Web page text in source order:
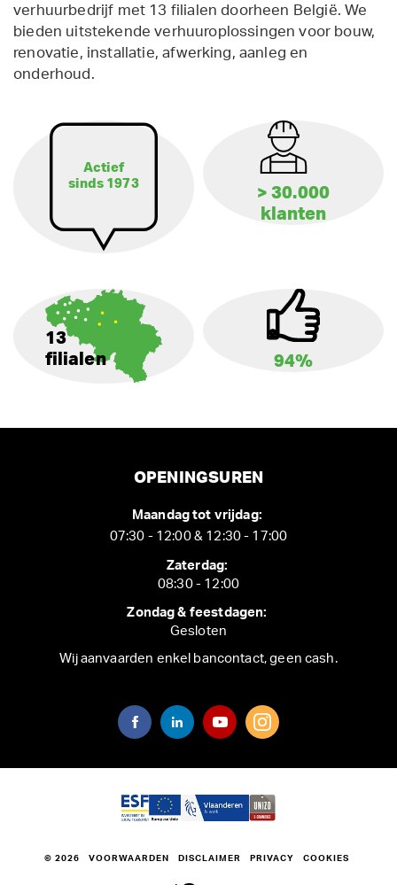
verhuurbedrijf met 13 filialen doorheen België. We
bieden uitstekende verhuuroplossingen voor bouw,
renovatie, installatie, afwerking, aanleg en
onderhoud.
Actief
sinds 1973
> 30.000
klanten
13
filialen
94%
OPENINGSUREN
Maandag tot vrijdag:
07:30 - 12:00 & 12:30 - 17:00
Zaterdag:
08:30 - 12:00
Zondag & feestdagen:
Gesloten
Wij aanvaarden enkel bancontact, geen cash.
© 2026 VOORWAARDEN DISCLAIMER PRIVACY COOKIES